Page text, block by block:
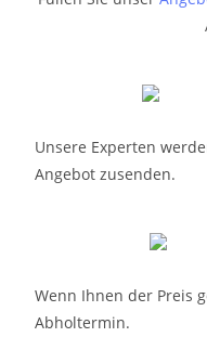
Unsere Experten
Angebot zusenden.
Wenn Ihnen der Preis
Abholtermin.